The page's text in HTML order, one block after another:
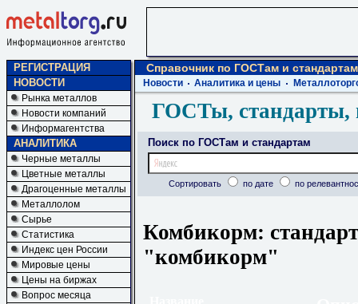
РЕГИСТРАЦИЯ
НОВОСТИ
Рынка металлов
Новости компаний
Информагентства
АНАЛИТИКА
Черные металлы
Цветные металлы
Драгоценные металлы
Металлолом
Сырье
Статистика
Индекс цен России
Мировые цены
Цены на биржах
Вопрос месяца
Справочник по ГОСТам и стандартам
Новости Аналитика и цены
ГОСТы, стандарты,
Поиск по ГОСТам и стандартам
Сортировать по дате по
Комбикорм:
"комбикорм"